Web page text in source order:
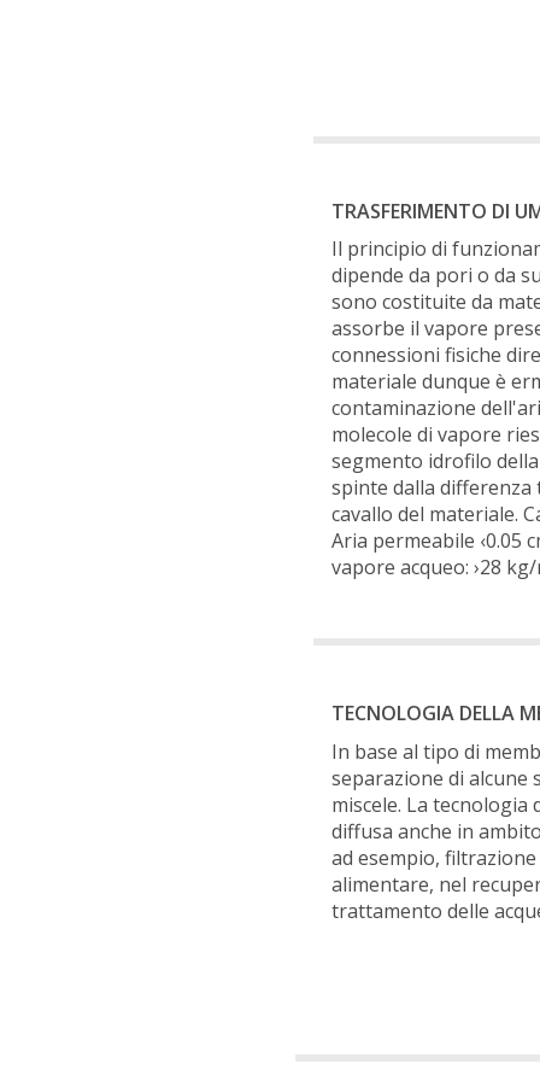
TRASFERIMENTO DI
Il principio di
dipende da pori o da
sono costituite da
assorbe il vapore
connessioni fisiche
materiale dunque è
contaminazione
molecole di vapore
segmento idrofilo
spinte dalla
cavallo del materiale.
Aria permeabile ‹0.05
vapore acqueo: ›28
TECNOLOGIA DELLA
In base al tipo di
separazione di alcune
miscele. La
diffusa anche in
ad esempio,
alimentare, nel
trattamento delle